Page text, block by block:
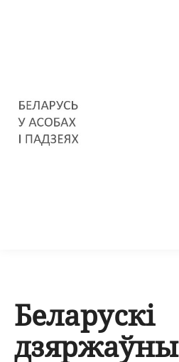
Беларускі
дзяржаўны